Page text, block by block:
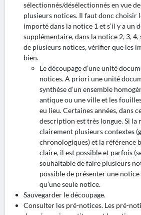
sélectionnés/désélectionnés en vue de
plusieurs notices. Il faut donc choisir
importé dans la notice 1 et s’il y a un
supplémentaire, dans la notice 2, 3, 4,
de plusieurs notices, vérifier que les
bien.
Le découpage d’une unité
notices. A priori une unité
synthèse d’un ensemble
antique ou une ville et les
eu lieu. Certaines années, dans
description est très longue. Si la
clairement plusieurs contextes
chronologiques) et la référence
claire, il est possible et parfois
souhaitable de faire plusieurs
possible de présenter une
qu’une seule notice.
Sauvegarder le découpage.
Consulter les pré-notices. Les pré-